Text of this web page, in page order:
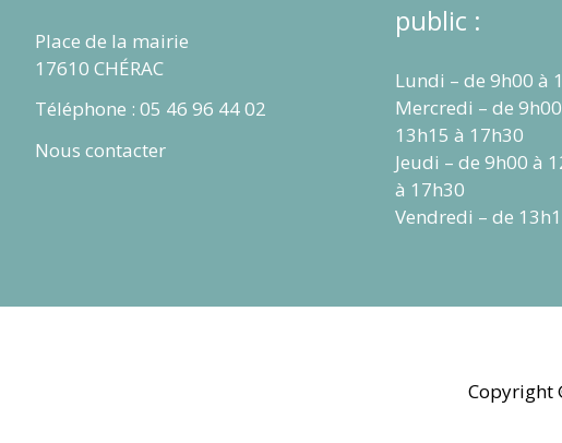
Place de la mairie
17610 CHÉRAC
Téléphone : 05 46 96 44 02
Nous contacter
public :
Lundi – de 9h00 à
Mercredi – de
13h15 à 17h30
Jeudi – de 9h00 à
à 17h30
Vendredi – de
Copyright